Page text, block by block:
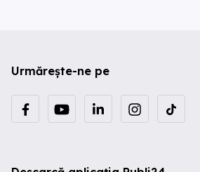
Urmărește-ne pe